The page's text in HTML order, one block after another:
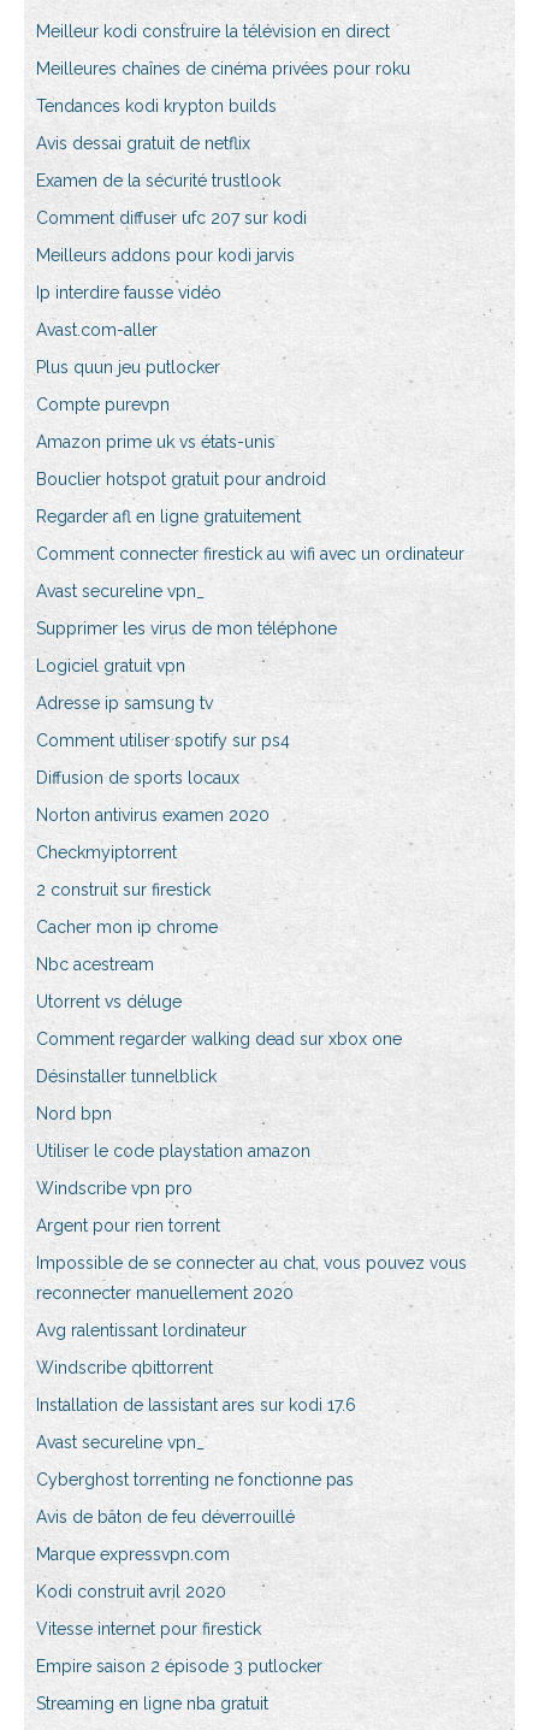
Meilleur kodi construire la télévision en direct
Meilleures chaînes de cinéma privées pour roku
Tendances kodi krypton builds
Avis dessai gratuit de netflix
Examen de la sécurité trustlook
Comment diffuser ufc 207 sur kodi
Meilleurs addons pour kodi jarvis
Ip interdire fausse vidéo
Avast.com-aller
Plus quun jeu putlocker
Compte purevpn
Amazon prime uk vs états-unis
Bouclier hotspot gratuit pour android
Regarder afl en ligne gratuitement
Comment connecter firestick au wifi avec un ordinateur
Avast secureline vpn_
Supprimer les virus de mon téléphone
Logiciel gratuit vpn
Adresse ip samsung tv
Comment utiliser spotify sur ps4
Diffusion de sports locaux
Norton antivirus examen 2020
Checkmyiptorrent
2 construit sur firestick
Cacher mon ip chrome
Nbc acestream
Utorrent vs déluge
Comment regarder walking dead sur xbox one
Désinstaller tunnelblick
Nord bpn
Utiliser le code playstation amazon
Windscribe vpn pro
Argent pour rien torrent
Impossible de se connecter au chat, vous pouvez vous
reconnecter manuellement 2020
Avg ralentissant lordinateur
Windscribe qbittorrent
Installation de lassistant ares sur kodi 17.6
Avast secureline vpn_
Cyberghost torrenting ne fonctionne pas
Avis de bâton de feu déverrouillé
Marque expressvpn.com
Kodi construit avril 2020
Vitesse internet pour firestick
Empire saison 2 épisode 3 putlocker
Streaming en ligne nba gratuit